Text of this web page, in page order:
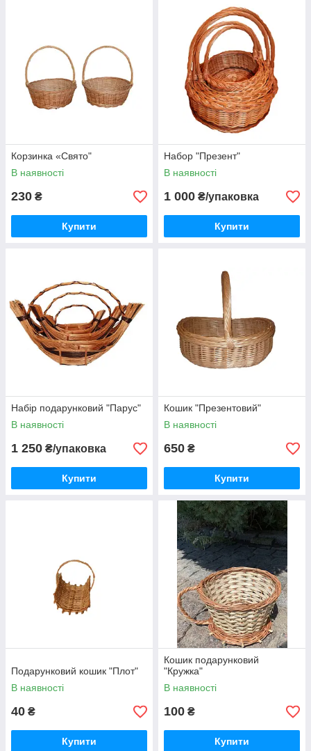
Корзинка «Свято"
В наявності
230 ₴
Купити
Набор "Презент"
В наявності
1 000 ₴/упаковка
Купити
Набір подарунковий "Парус"
В наявності
1 250 ₴/упаковка
Купити
Кошик "Презентовий"
В наявності
650 ₴
Купити
Подарунковий кошик "Плот"
В наявності
40 ₴
Купити
Кошик подарунковий
"Кружка"
В наявності
100 ₴
Купити